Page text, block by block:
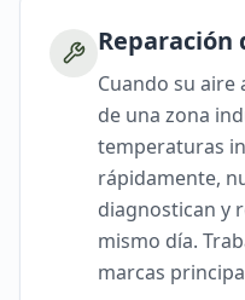
Reparación
Cuando su aire
de una zona
temperaturas
rápidamente,
diagnostican y
mismo día.
marcas